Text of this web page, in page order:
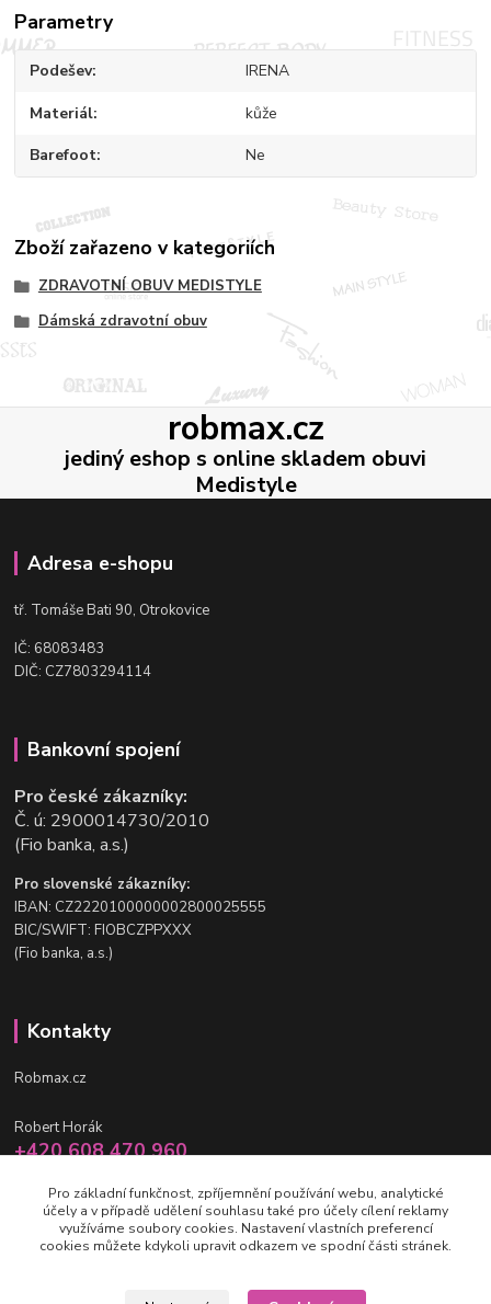
Parametry
Podešev IRENA
Materiál kůže
Barefoot Ne
Zboží zařazeno v kategoriích
ZDRAVOTNÍ OBUV MEDISTYLE
Dámská zdravotní obuv
robmax.cz
jediný eshop s online skladem obuvi
Medistyle
Adresa e-shopu
tř. Tomáše Bati 90, Otrokovice
IČ: 68083483
DIČ: CZ7803294114
Bankovní spojení
Pro české zákazníky:
Č. ú: 2900014730/2010
(Fio banka, a.s.)
Pro slovenské zákazníky:
IBAN: CZ2220100000002800025555
BIC/SWIFT: FIOBCZPPXXX
(Fio banka, a.s.)
Kontakty
Robmax.cz
Robert Horák
+420 608 470 960
info@robmax.cz
Pro základní funkčnost, zpříjemnění používání webu, analytické
účely a v případě udělení souhlasu také pro účely cílení reklamy
využíváme soubory cookies. Nastavení vlastních preferencí
cookies můžete kdykoli upravit odkazem ve spodní části stránek.